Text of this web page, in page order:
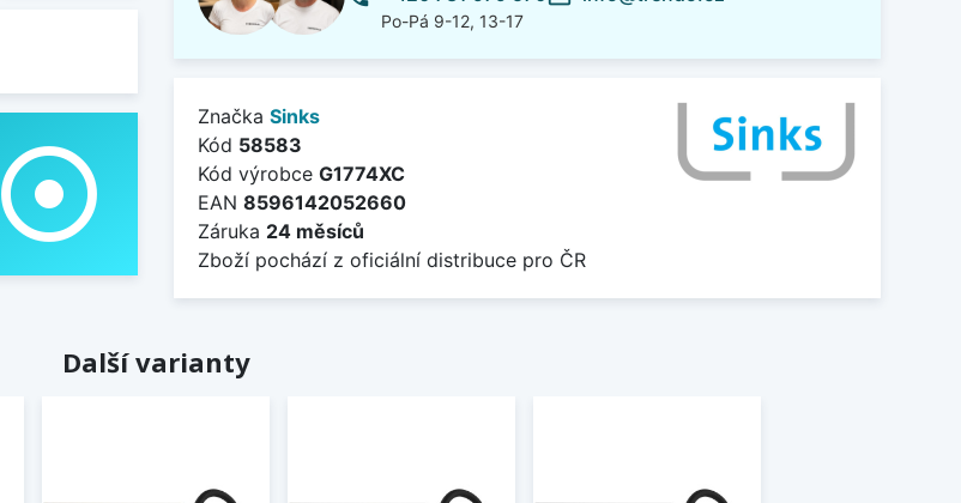
adjust
Po-Pá 9-12, 13-17
Značka Sinks
Kód 58583
Kód výrobce G1774XC
EAN 8596142052660
Záruka 24 měsíců
Zboží pochází z oficiální distribuce pro ČR
Další varianty